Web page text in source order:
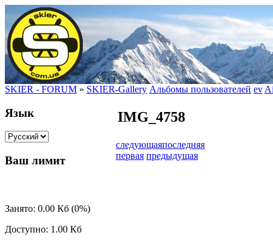
SKIER - FORUM » SKIER-Gallery Альбомы пользователей ev
Язык
Ваш лимит
Занято: 0.00 Кб (0%)
Доступно: 1.00 Кб
IMG_4758
следующаяпоследняя
первая предыдущая